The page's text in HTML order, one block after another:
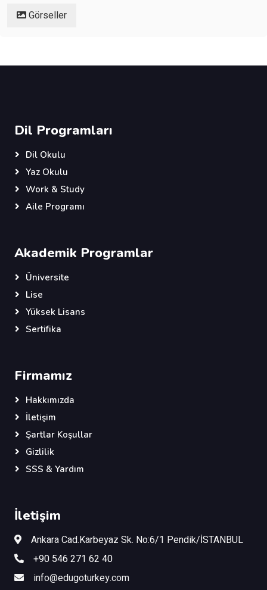
Görseller
Dil Programları
Dil Okulu
Yaz Okulu
Work & Study
Aile Programı
Akademik Programlar
Üniversite
Lise
Yüksek Lisans
Sertifika
Firmamız
Hakkımızda
İletişim
Şartlar Koşullar
Gizlilik
SSS & Yardım
İletişim
Ankara Cad.Karbeyaz Sk. No:6/1 Pendik/İSTANBUL
+90 546 271 62 40
info@edugoturkey.com